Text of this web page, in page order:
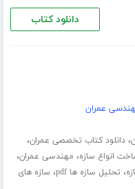
دانلود کتاب
عمران
،دانلود کتاب تخصصی عمران،
انواع سازه، مهندسی عمران،
، تحلیل سازه ها pdf ، سازه های